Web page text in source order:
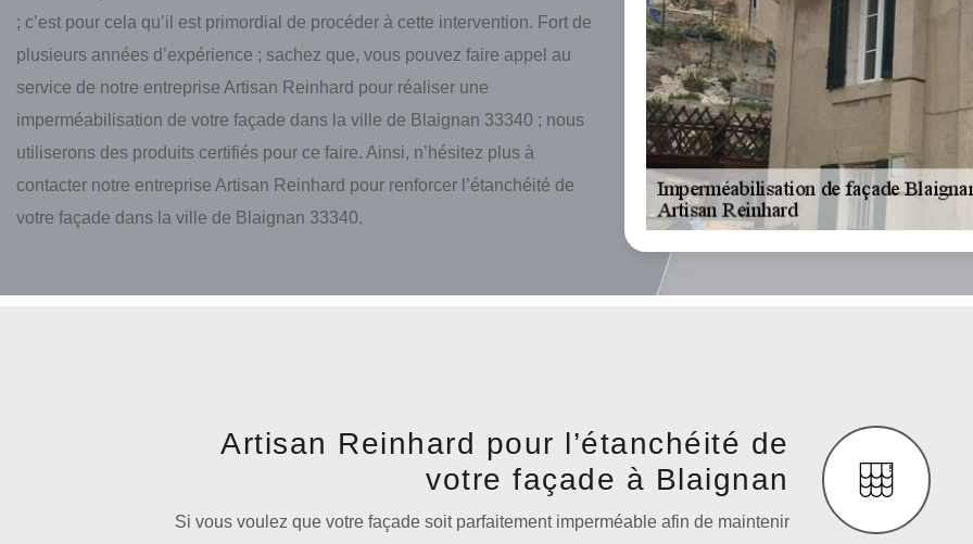
; c’est pour cela qu’il est primordial de procéder à cette intervention. Fort de
plusieurs années d’expérience ; sachez que, vous pouvez faire appel au
service de notre entreprise Artisan Reinhard pour réaliser une
imperméabilisation de votre façade dans la ville de Blaignan 33340 ; nous
utiliserons des produits certifiés pour ce faire. Ainsi, n’hésitez plus à
contacter notre entreprise Artisan Reinhard pour renforcer l’étanchéité de
votre façade dans la ville de Blaignan 33340.
Artisan Reinhard pour l’étanchéité de
votre façade à Blaignan
Si vous voulez que votre façade soit parfaitement imperméable afin de maintenir